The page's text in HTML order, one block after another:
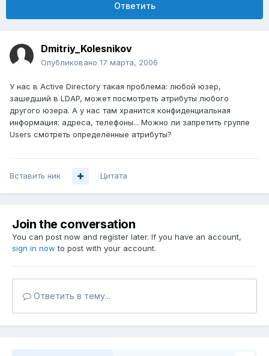
Ответить
Dmitriy_Kolesnikov
Опубликовано 17 марта, 2006
У нас в Active Directory такая проблема: любой юзер,
зашедший в LDAP, может посмотреть атрибуты любого
другого юзера. А у нас там хранится конфиденциальная
информация: адреса, телефоны... Можно ли запретить группе
Users смотреть определённые атрибуты?
Вставить ник Цитата
Join the conversation
You can post now and register later. If you have an account,
sign in now to post with your account.
Ответить в тему...